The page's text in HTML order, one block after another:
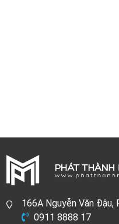
166A Nguyễn Văn Đậu,
0911 8888 17